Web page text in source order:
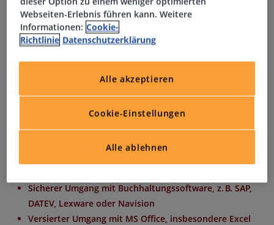
Wirtschaftsprüfer
Profil
Erfolgreich abgeschlossene Ausbildung im
kaufmännischen Bereich oder vergleichbar
Praktische Erfahrung in der Finanzbuchhaltung
Sicherer Umgang mit Buchhaltungssoftware, z. B. SAP,
DATEV, Lexware oder Navision
Versierter Umgang mit MS Office, insbesondere Excel
Webseiten-Erlebnis führen kann. Weitere
Informationen: Cookie-
Richtlinie Datenschutzerklärung
Cookie-Einstellungen
Alle ablehnen
Alle akzeptieren